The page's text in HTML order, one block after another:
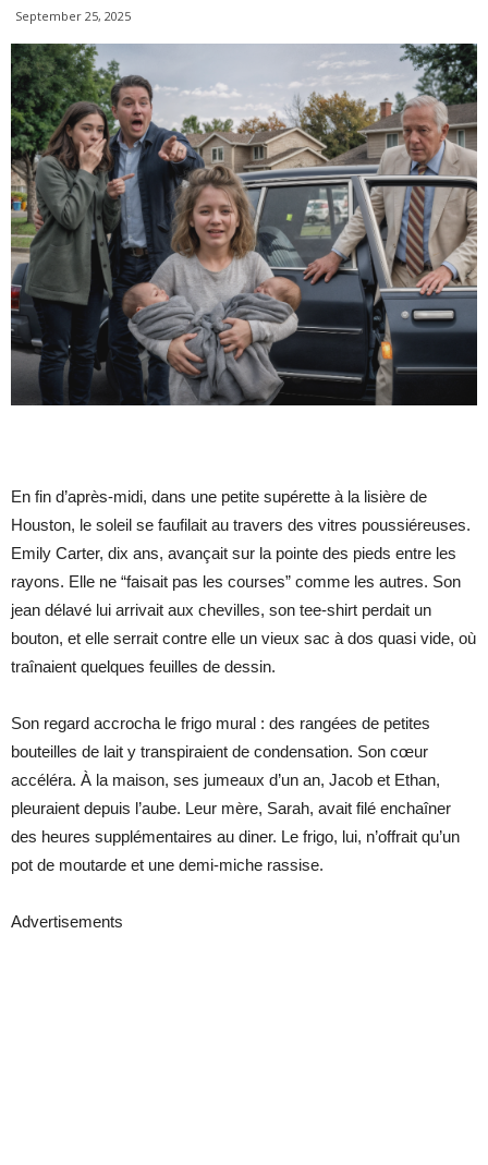
September 25, 2025
En fin d’après-midi, dans une petite supérette à la lisière de
Houston, le soleil se faufilait au travers des vitres poussiéreuses.
Emily Carter, dix ans, avançait sur la pointe des pieds entre les
rayons. Elle ne “faisait pas les courses” comme les autres. Son
jean délavé lui arrivait aux chevilles, son tee-shirt perdait un
bouton, et elle serrait contre elle un vieux sac à dos quasi vide, où
traînaient quelques feuilles de dessin.
Son regard accrocha le frigo mural : des rangées de petites
bouteilles de lait y transpiraient de condensation. Son cœur
accéléra. À la maison, ses jumeaux d’un an, Jacob et Ethan,
pleuraient depuis l’aube. Leur mère, Sarah, avait filé enchaîner
des heures supplémentaires au diner. Le frigo, lui, n’offrait qu’un
pot de moutarde et une demi-miche rassise.
Advertisements